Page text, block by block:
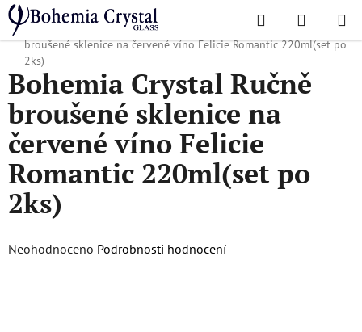
Přejít
na
obsah
Hledat
KOŠÍK
Domů
/ Oblíbené kolekce / Felicie Romantic
Bohemia Crystal Ručně
broušené sklenice na červené víno Felicie Romantic 220ml(set po
2ks)
Bohemia Crystal Ručně
broušené sklenice na
červené víno Felicie
Romantic 220ml(set po
2ks)
Průměrné
Neohodnoceno Podrobnosti hodnocení